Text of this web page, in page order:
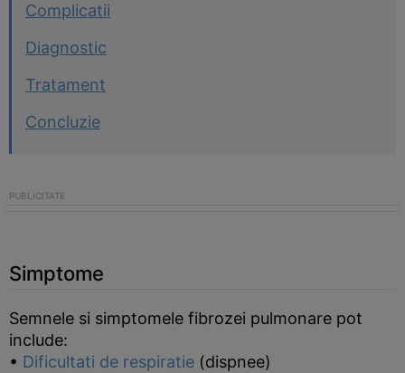
Complicatii
Diagnostic
Tratament
Concluzie
Simptome
Semnele si simptomele fibrozei pulmonare pot
include:
• Dificultati de respiratie (dispnee)